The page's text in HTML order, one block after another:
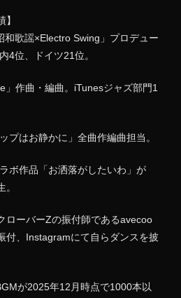
和歌謡×Electro Swing」プロデュー
4位、ドイツ21位。
」作曲・編曲。iTunesジャズ部門1
プはお静かに」全曲作編曲担当。
ボ作品「お洒落がしたいわ」が
ローバーZの振付師であるavecoo
付、Instagramにて自らダンスを披
が2025年12月時点で1000本以